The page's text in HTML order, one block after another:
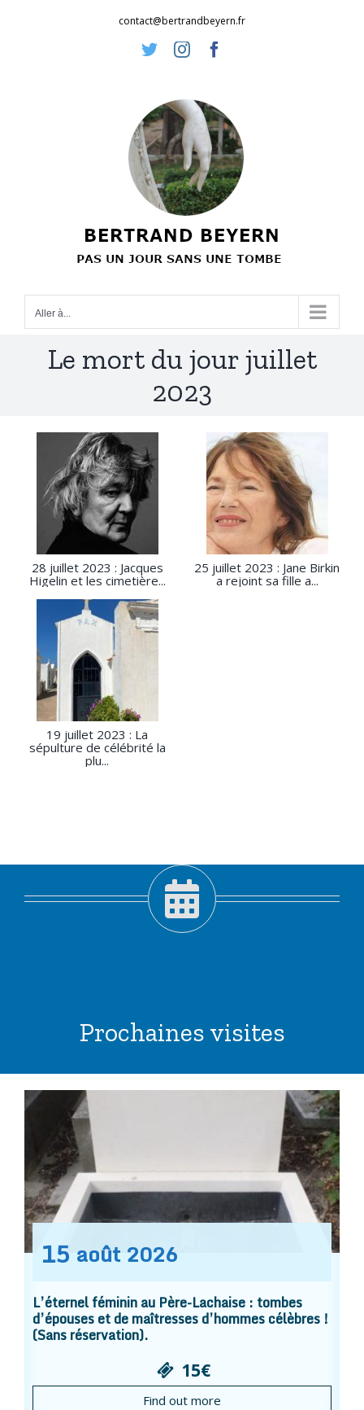
contact@bertrandbeyern.fr
TwitterInstagram
Aller à...
Le mort du jour juillet
2023
28 juillet 2023 : Jacques
Higelin et les cimetière...
25 juillet 2023 : Jane Birkin
a rejoint sa fille a...
19 juillet 2023 : La
sépulture de célébrité la
plu...
Prochaines visites
15 août 2026
L’éternel féminin au Père-Lachaise : tombes
d’épouses et de maîtresses d’hommes célèbres !
(Sans réservation).
15€
Find out more